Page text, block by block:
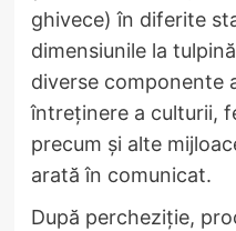
ghivece) în diferite
dimensiunile la
diverse componente
întreținere a culturii,
precum și alte
arată în comunicat.
După percheziție,